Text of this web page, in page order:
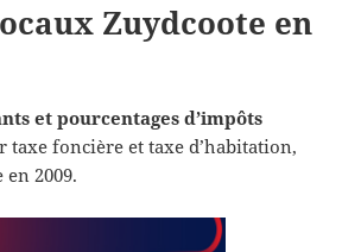
Zuydcoote en
et pourcentages d’impôts
taxe foncière et taxe d’habitation,
2009.